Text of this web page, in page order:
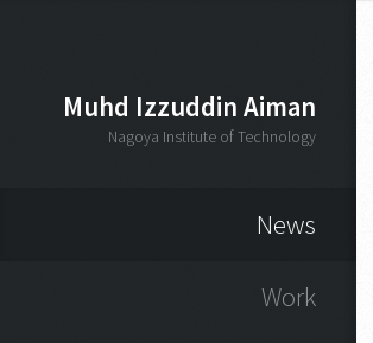
Muhd Izzuddin Aiman
Nagoya Institute of Technology
News
Work